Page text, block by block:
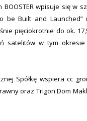
wpisuje się w
be Built and
pięciokrotnie do ok.
satelitów w tym
Spółkę wspiera cc
oraz Trigon Dom